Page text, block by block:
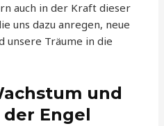
auch in der Kraft dieser
uns dazu anregen, neue
unsere Träume in die
und
Engel